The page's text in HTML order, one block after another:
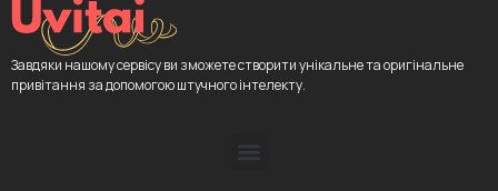
Завдяки нашому сервісу ви зможете створити унікальне та оригінальне
привітання за допомогою штучного інтелекту.